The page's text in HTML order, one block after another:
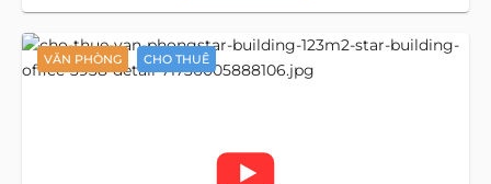
VĂN PHÒNG CHO THUÊ